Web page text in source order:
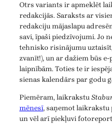
Otrs variants ir apmeklēt
redakcijās. Saraksts ar
redakciju mājaslapu
savi, īpaši piedzīvojumi. Jo
tehnisko risinājumu
zvanīt!), un ar dažiem būs
laipnībām. Toties te ir
sienas kalendārs par godu
Piemēram, laikrakstu
mēnesī, saņemot laikrakstu
un vēl arī piekļuvi